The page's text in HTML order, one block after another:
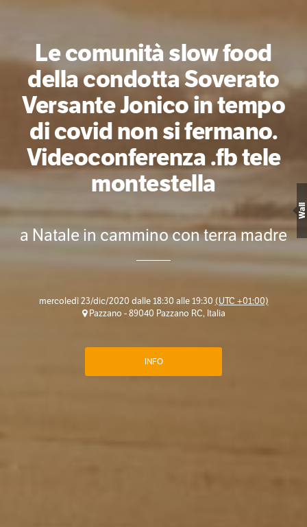
Le comunità slow food
della condotta Soverato
Versante Jonico in tempo
di covid non si fermano.
Videoconferenza .fb tele
montestella
a Natale in cammino con terra madre
mercoledì 23/dic/2020 dalle 18:30 alle 19:30 (UTC +01:00)
Pazzano - 89040 Pazzano RC, Italia
INFO
Wall